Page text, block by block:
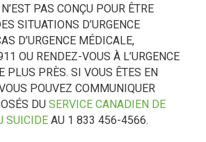
PAS CONÇU POUR ÊTRE
SITUATIONS D’URGENCE
D’URGENCE MÉDICALE,
OU RENDEZ-VOUS À L’URGENCE
PLUS PRÈS. SI VOUS ÊTES EN
POUVEZ COMMUNIQUER
DU SERVICE CANADIEN DE
SUICIDE AU 1 833 456-4566.